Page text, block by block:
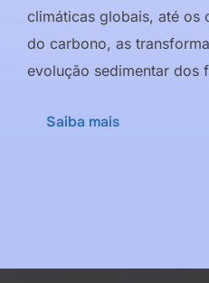
climáticas globais, até os
do carbono, as
evolução sedimentar dos
Saiba mais